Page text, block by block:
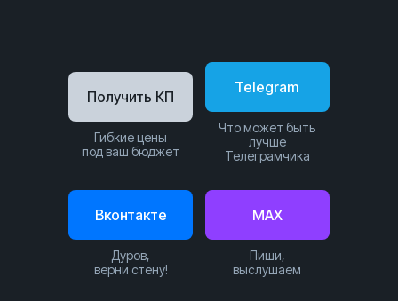
Telegram
Что может быть
лучше
Телеграмчика
Вконтакте
Дуров,
верни стену!
Получить КП
Гибкие цены
под ваш бюджет
MAX
Пиши,
выслушаем